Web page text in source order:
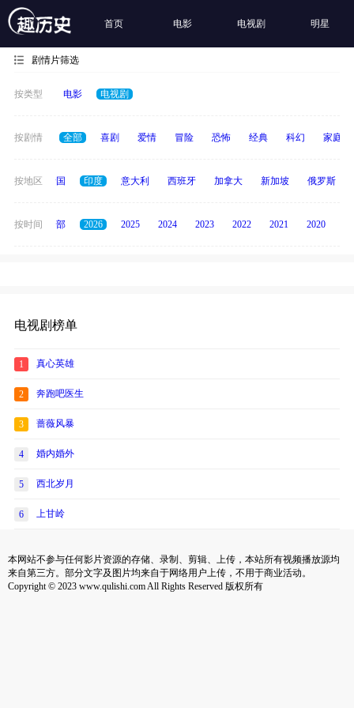
首页 电影 电视剧 明星
剧情片筛选
按类型 电影 电视剧
按剧情 全部 喜剧 爱情 冒险 恐怖 经典 科幻 家庭
按地区
德国 泰国 印度 意大利 西班牙 加拿大 新加坡 俄罗斯
按时间 全部 2026 2025 2024 2023 2022 2021 2020
电视剧榜单
1 真心英雄
2 奔跑吧医生
3 蔷薇风暴
4 婚内婚外
5 西北岁月
6 上甘岭
本网站不参与任何影片资源的存储、录制、剪辑、上传，本站所有视频播放源均
来自第三方。部分文字及图片均来自于网络用户上传，不用于商业活动。
Copyright © 2023 www.qulishi.com All Rights Reserved 版权所有